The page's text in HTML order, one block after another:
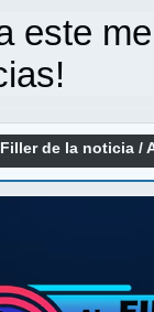
este
de la noticia /